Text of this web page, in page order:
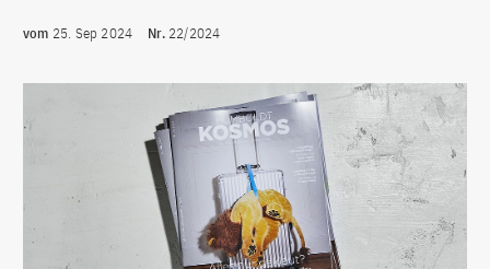
vom 25. Sep 2024 Nr.22/2024